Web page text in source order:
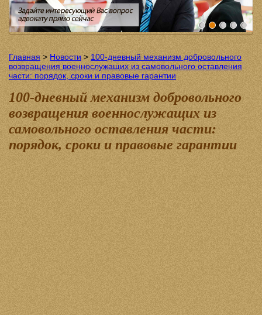
Главная>Новости > 100-дневный механизм добровольного
возвращения военнослужащих из самовольного оставления
части: порядок, сроки и правовые гарантии
100-дневный механизм добровольного
возвращения военнослужащих из
самовольного оставления части:
порядок, сроки и правовые гарантии